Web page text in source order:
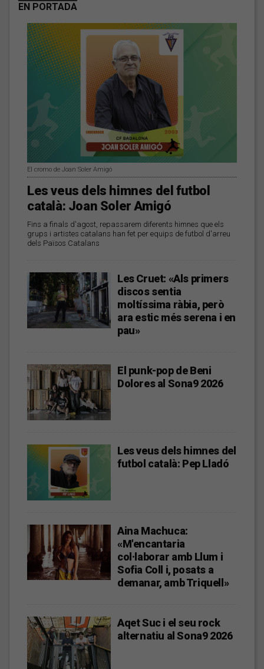
EN PORTADA
El cromo de Joan Soler Amigó
Les veus dels himnes del futbol
català: Joan Soler Amigó
Fins a finals d'agost, repassarem diferents himnes que els
grups i artistes catalans han fet per equips de futbol d'arreu
dels Països Catalans
Les Cruet: «Als primers
discos sentia
moltíssima ràbia, però
ara estic més serena i en
pau»
El punk-pop de Beni
Dolores al Sona9 2026
Les veus dels himnes del
futbol català: Pep Lladó
Aina Machuca:
«M'encantaria
col·laborar amb Llum i
Sofia Coll i, posats a
demanar, amb Triquell»
Aqet Suc i el seu rock
alternatiu al Sona9 2026